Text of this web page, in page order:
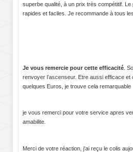
superbe qualité, à un prix très compétitif.
rapides et faciles. Je recommande à tous
Je vous remercie pour cette efficacité .
renvoyer l’ascenseur. Etre aussi efficace
quelques Euros, je trouve cela remarquable
je vous remerci pour votre service apres
amabilite.
Merci de votre réaction, j'ai reçu le colis